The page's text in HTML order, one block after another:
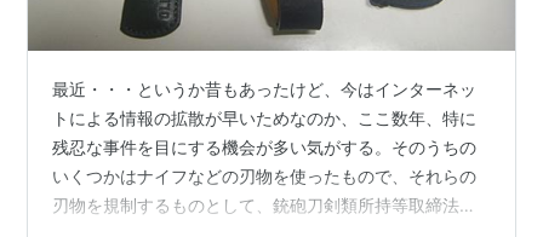
最近・・・というか昔もあったけど、今はインターネッ
トによる情報の拡散が早いためなのか、ここ数年、特に
残忍な事件を目にする機会が多い気がする。そのうちの
いくつかはナイフなどの刃物を使ったもので、それらの
刃物を規制するものとして、銃砲刀剣類所持等取締法